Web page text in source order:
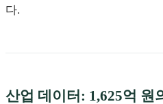
다.
산업 데이터: 1,625억 원